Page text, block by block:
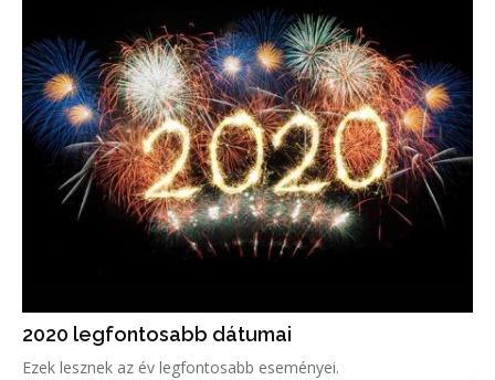
2020 legfontosabb dátumai
Ezek lesznek az év legfontosabb eseményei.